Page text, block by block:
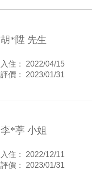
胡*陞 先生
入住： 2022/04/15
評價： 2023/01/31
李*葶 小姐
入住： 2022/12/11
評價： 2023/01/31